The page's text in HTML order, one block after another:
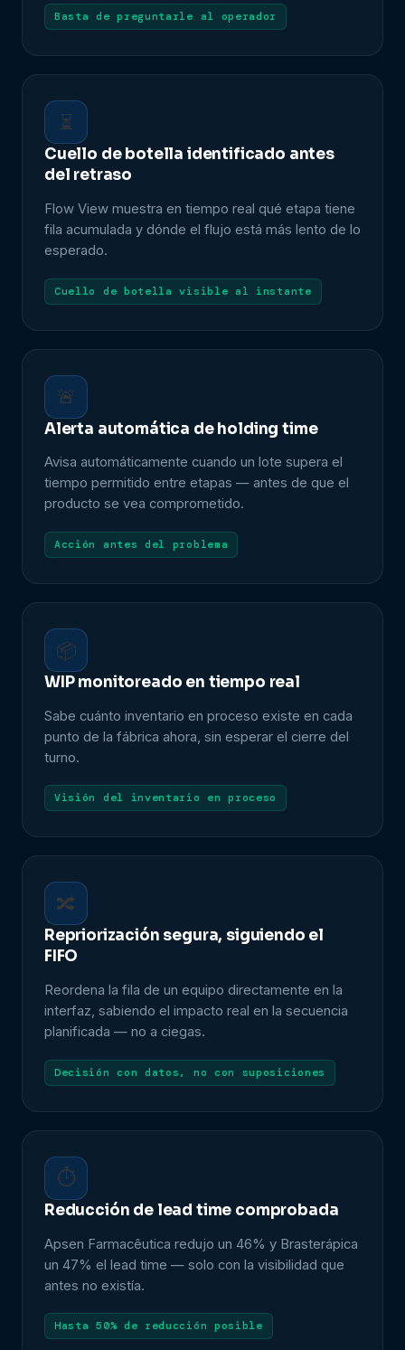
Basta de preguntarle al operador
⏳
Cuello de botella identificado antes
del retraso
Flow View muestra en tiempo real qué etapa tiene
fila acumulada y dónde el flujo está más lento de lo
esperado.
Cuello de botella visible al instante
🚨
Alerta automática de holding time
Avisa automáticamente cuando un lote supera el
tiempo permitido entre etapas — antes de que el
producto se vea comprometido.
Acción antes del problema
📦
WIP monitoreado en tiempo real
Sabe cuánto inventario en proceso existe en cada
punto de la fábrica ahora, sin esperar el cierre del
turno.
Visión del inventario en proceso
🔀
Repriorización segura, siguiendo el
FIFO
Reordena la fila de un equipo directamente en la
interfaz, sabiendo el impacto real en la secuencia
planificada — no a ciegas.
Decisión con datos, no con suposiciones
⏱
Reducción de lead time comprobada
Apsen Farmacêutica redujo un 46% y Brasterápica
un 47% el lead time — solo con la visibilidad que
antes no existía.
Hasta 50% de reducción posible